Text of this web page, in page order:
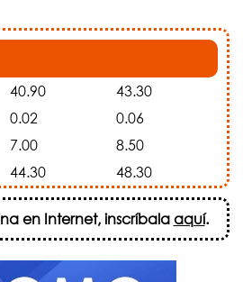
40.90
43.30
0.02
0.06
7.00
8.50
44.30 48.30
en Internet, inscríbalaaquí.